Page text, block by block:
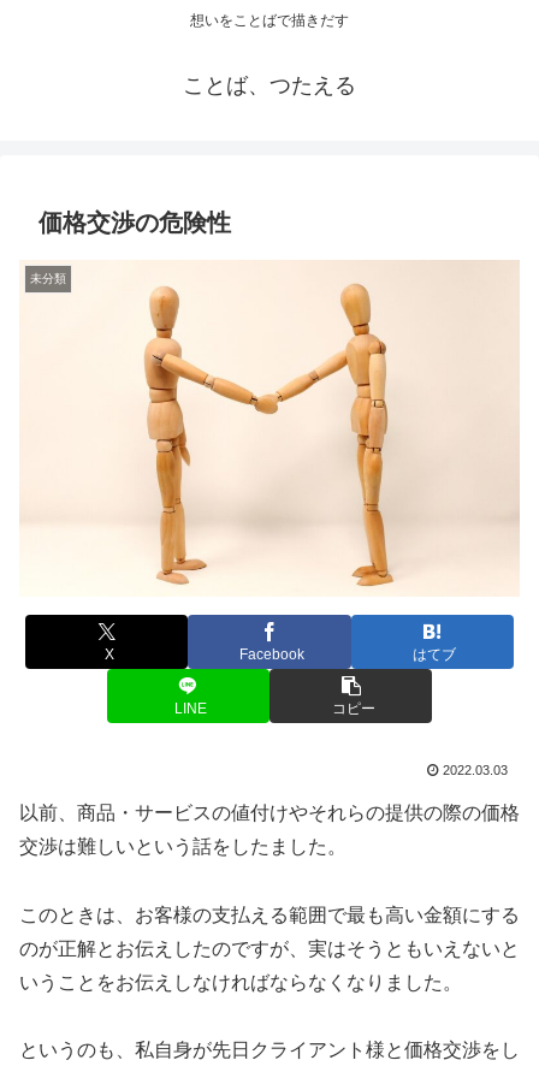
想いをことばで描きだす
ことば、つたえる
価格交渉の危険性
未分類
X Facebook はてブ
LINE コピー
2022.03.03
以前、商品・サービスの値付けやそれらの提供の際の価格
交渉は難しいという話をしたました。
このときは、お客様の支払える範囲で最も高い金額にする
のが正解とお伝えしたのですが、実はそうともいえないと
いうことをお伝えしなければならなくなりました。
というのも、私自身が先日クライアント様と価格交渉をし